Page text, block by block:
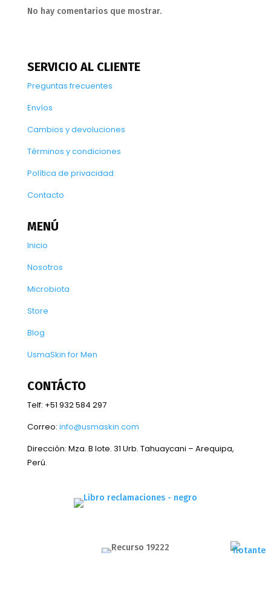
No hay comentarios que mostrar.
SERVICIO AL CLIENTE
Preguntas frecuentes
Envíos
Cambios y devoluciones
Términos y condiciones
Política de privacidad
Contacto
MENÚ
Inicio
Nosotros
Microbiota
Store
Blog
UsmaSkin for Men
CONTÁCTO
Telf: +51 932 584 297
Correo: info@usmaskin.com
Dirección: Mza. B lote. 31 Urb. Tahuaycani – Arequipa,
Perú.